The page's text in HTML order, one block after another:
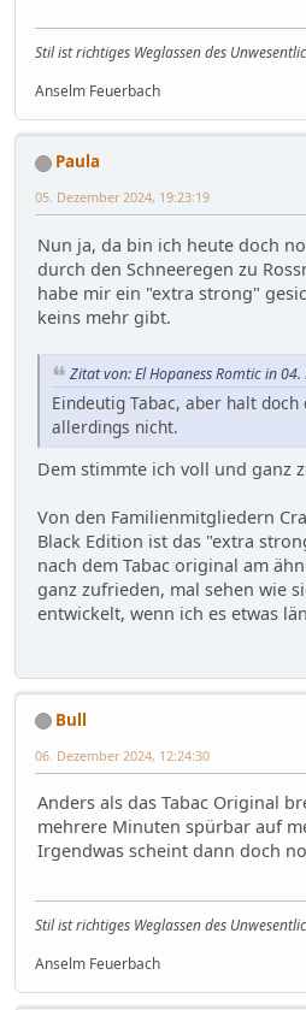
Stil ist richtiges Weglassen des
Anselm Feuerbach
Paula
05. Dezember 2024, 19:23:19
Nun ja, da bin ich heute doch
durch den Schneeregen zu
habe mir ein "extra strong"
keins mehr gibt.
Zitat von: El Hopaness Romtic in
Eindeutig Tabac, aber halt
allerdings nicht.
Dem stimmte ich voll und ganz
Von den Familienmitgliedern
Black Edition ist das "extra
nach dem Tabac original am
ganz zufrieden, mal sehen wie
entwickelt, wenn ich es etwas
Bull
06. Dezember 2024, 12:24:30
Anders als das Tabac Original
mehrere Minuten spürbar auf
Irgendwas scheint dann doch
Stil ist richtiges Weglassen des
Anselm Feuerbach